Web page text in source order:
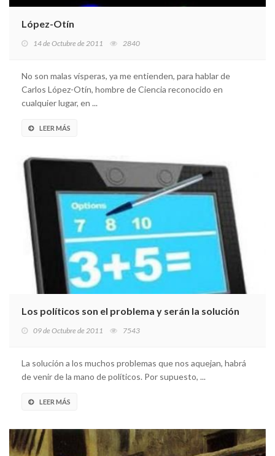
López-Otín
14 de Octubre de 2011 2840
No son malas vísperas, ya me entienden, para hablar de
Carlos López-Otín, hombre de Ciencia reconocido en
cualquier lugar, en ...
LEER MÁS
Los políticos son el problema y serán la solución
09 de Octubre de 2011 7543
La solución a los muchos problemas que nos aquejan, habrá
de venir de la mano de políticos. Por supuesto, ...
LEER MÁS